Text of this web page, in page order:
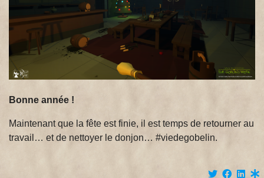
Bonne année !
Maintenant que la fête est finie, il est temps de retourner au
travail… et de nettoyer le donjon… #viedegobelin.